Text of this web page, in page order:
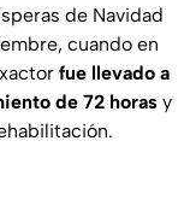
de Navidad
cuando en
fue llevado a
de 72 horas y